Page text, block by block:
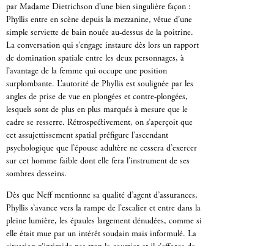
par Madame Dietrichson d’une bien singulière façon :
Phyllis entre en scène depuis la mezzanine, vêtue d’une
simple serviette de bain nouée au-dessus de la poitrine.
La conversation qui s’engage instaure dès lors un rapport
de domination spatiale entre les deux personnages, à
l’avantage de la femme qui occupe une position
surplombante. L’autorité de Phyllis est soulignée par les
angles de prise de vue en plongées et contre-plongées,
lesquels sont de plus en plus marqués à mesure que le
cadre se resserre. Rétrospectivement, on s’aperçoit que
cet assujettissement spatial préfigure l’ascendant
psychologique que l’épouse adultère ne cessera d’exercer
sur cet homme faible dont elle fera l’instrument de ses
sombres desseins.
Dès que Neff mentionne sa qualité d’agent d’assurances,
Phyllis s’avance vers la rampe de l’escalier et entre dans la
pleine lumière, les épaules largement dénudées, comme si
elle était mue par un intérêt soudain mais informulé. La